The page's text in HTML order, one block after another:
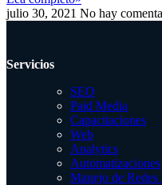
julio 30, 2021 No hay
Servicios
SEO
Paid Media
Capacitaciones
Web
Analytics
Automatizaciones
Manejo de Redes